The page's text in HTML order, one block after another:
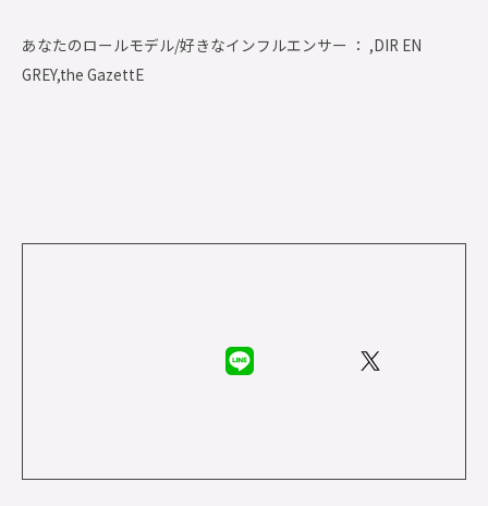
あなたのロールモデル/好きなインフルエンサー ： ,DIR EN
GREY,the GazettE